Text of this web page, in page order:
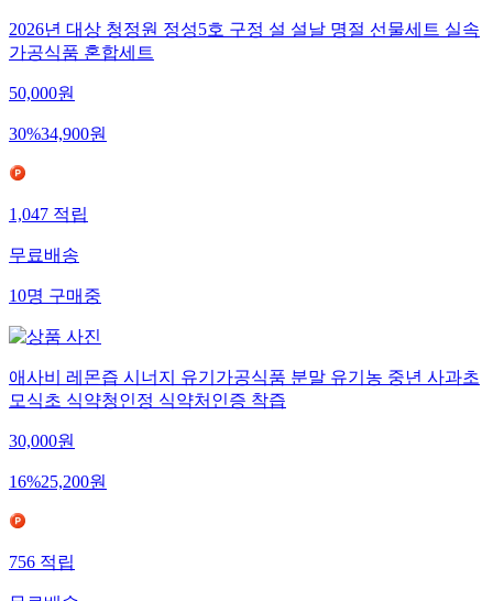
2026년 대상 청정원 정성5호 구정 설 설날 명절 선물세트 실속
가공식품 혼합세트
50,000원
30%34,900원
1,047 적립
무료배송
10명 구매중
애사비 레몬즙 시너지 유기가공식품 분말 유기농 중년 사과초
모식초 식약청인정 식약처인증 착즙
30,000원
16%25,200원
756 적립